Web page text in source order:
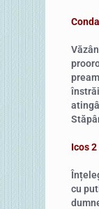
Icos 2
cu